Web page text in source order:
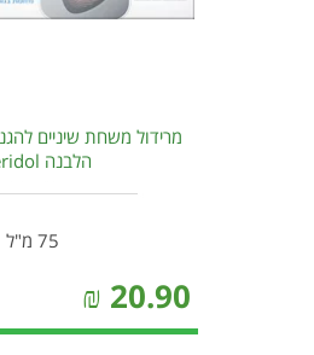
מרידול משחת שיניים
הלבנה Meridol
75 מ"ל
20.90
₪